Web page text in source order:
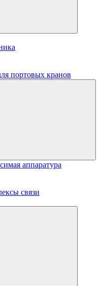
портовых кранов
аппаратура
связи